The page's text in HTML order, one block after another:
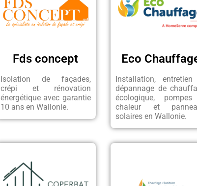
Fds concept
Isolation de façades,
crépi et rénovation
énergétique avec garantie
10 ans en Wallonie.
Eco
Installation,
dépannage de
écologique,
chaleur et
solaires en Wallonie.